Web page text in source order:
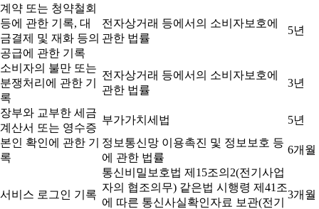
계약 또는 청약철회
등에 관한 기록, 대
금결제 및 재화 등의
공급에 관한 기록
전자상거래 등에서의 소비자보호에
관한 법률
5년
소비자의 불만 또는
분쟁처리에 관한 기
록
전자상거래 등에서의 소비자보호에
관한 법률
3년
장부와 교부한 세금
계산서 또는 영수증
부가가치세법
5년
본인 확인에 관한 기
록
정보통신망 이용촉진 및 정보보호 등
에 관한 법률
6개월
서비스 로그인 기록
통신비밀보호법 제15조의2(전기사업
자의 협조의무) 같은법 시행령 제41조
에 따른 통신사실확인자료 보관(전기
3개월